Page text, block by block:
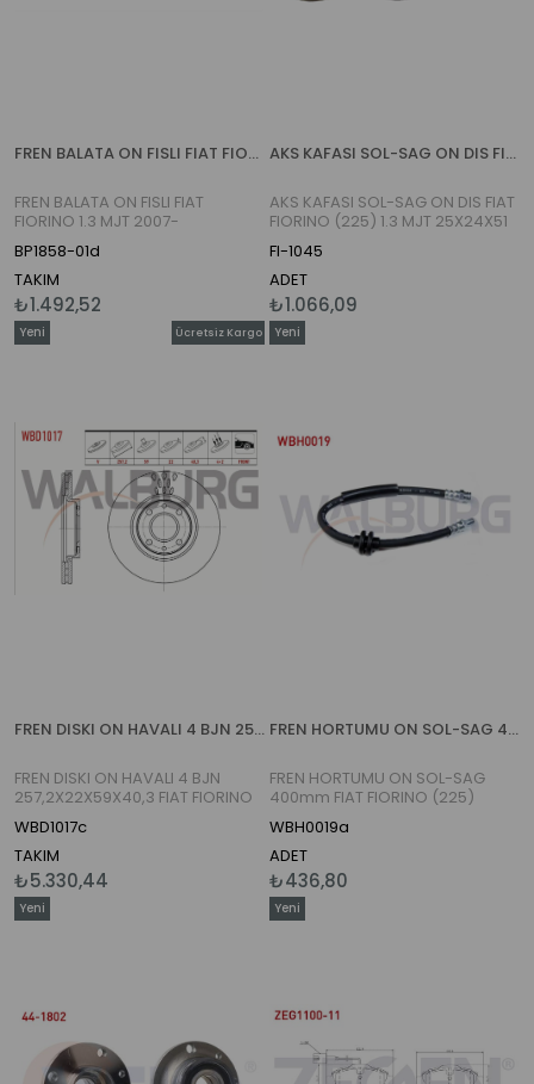
FREN BALATA ON FISLI FIAT FIORINO 1.3 MJT 2007-
FREN BALATA ON FISLI FIAT
FIORINO 1.3 MJT 2007-
BP1858-01d
TAKIM
₺1.492,52
AKS KAFASI SOL-SAG ON DIS FIAT FIORINO (225) 1.3 MJT 25X24X51 UZUNLUK 146,5 mm 2007-
AKS KAFASI SOL-SAG ON DIS FIAT
FIORINO (225) 1.3 MJT 25X24X51
UZUNLUK 146,5 mm 2007-
FI-1045
ADET
₺1.066,09
FREN DISKI ON HAVALI 4 BJN 257,2X22X59X40,3 FIAT FIORINO 1.3 MJT 2007-
FREN DISKI ON HAVALI 4 BJN
257,2X22X59X40,3 FIAT FIORINO
1.3 MJT 2007-
WBD1017c
TAKIM
₺5.330,44
Ücretsiz Kargo
Yeni
FREN HORTUMU ON SOL-SAG 400mm FIAT FIORINO (225) 2007-
FREN HORTUMU ON SOL-SAG
400mm FIAT FIORINO (225)
2007-
WBH0019a
ADET
₺436,80
Yeni
Yeni
Yeni